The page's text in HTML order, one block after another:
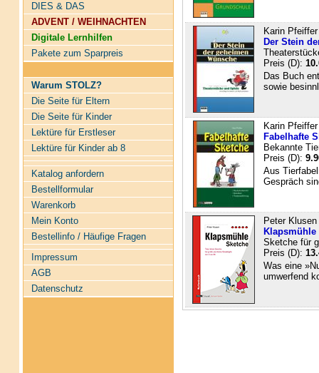
DIES & DAS
ADVENT / WEIHNACHTEN
Digitale Lernhilfen
Pakete zum Sparpreis
Warum STOLZ?
Die Seite für Eltern
Die Seite für Kinder
Lektüre für Erstleser
Lektüre für Kinder ab 8
Katalog anfordern
Bestellformular
Warenkorb
Mein Konto
Bestellinfo / Häufige Fragen
Impressum
AGB
Datenschutz
Karin Pfeiffer
Der Stein
Preis (D):
Das Buch
sowie
Karin Pfeiffer
Fabelhafte
Bekannte
Preis (D):
Aus
Gespräch
Peter Klusen
Klapsmühle
Sketche für
Preis (D):
Was eine
umwerfend